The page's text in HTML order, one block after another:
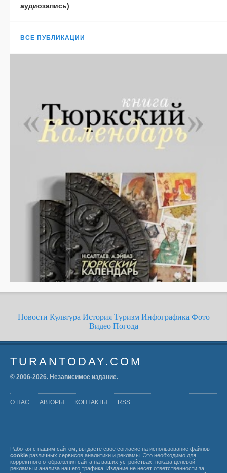
аудиозапись)
ВСЕ ПУБЛИКАЦИИ
Новости Культура История Туризм Инфографика Фото
Видео Погода
TURANTODAY.COM
© 2006-2026. Независимое издание.
О НАС АВТОРЫ КОНТАКТЫ RSS
Работая с нашим сайтом, вы даете свое согласие на использование файлов
cookie различных сервисов аналитики и рекламы. Это необходимо для
корректного отображения сайта на ваших устройствах, показа целевой
рекламы и анализа нашего трафика. Издание не несет ответственности за